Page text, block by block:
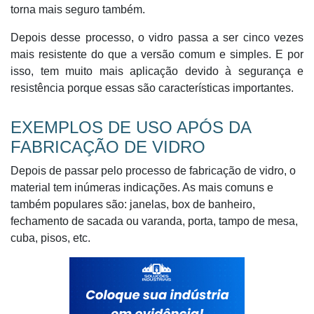
torna mais seguro também.
Depois desse processo, o vidro passa a ser cinco vezes
mais resistente do que a versão comum e simples. E por
isso, tem muito mais aplicação devido à segurança e
resistência porque essas são características importantes.
EXEMPLOS DE USO APÓS DA
FABRICAÇÃO DE VIDRO
Depois de passar pelo processo de fabricação de vidro, o
material tem inúmeras indicações. As mais comuns e
também populares são: janelas, box de banheiro,
fechamento de sacada ou varanda, porta, tampo de mesa,
cuba, pisos, etc.